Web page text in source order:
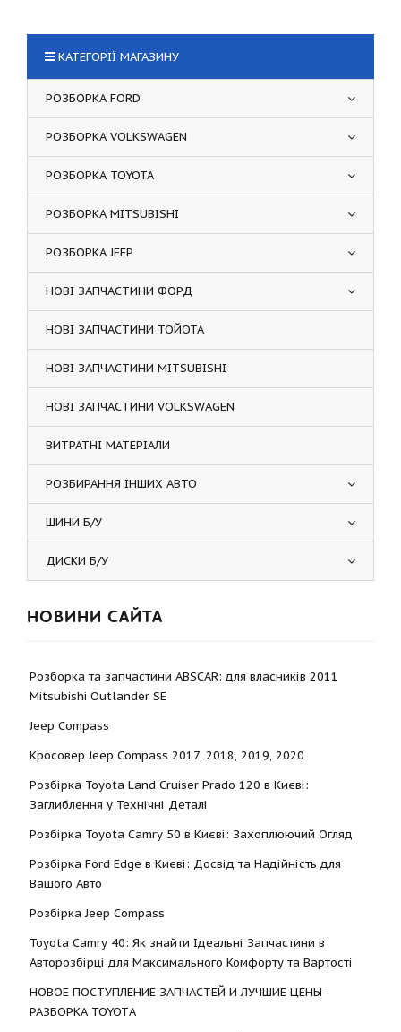
КАТЕГОРІЇ МАГАЗИНУ
РОЗБОРКА FORD
РОЗБОРКА VOLKSWAGEN
РОЗБОРКА TOYOTA
РОЗБОРКА MITSUBISHI
РОЗБОРКА JEEP
НОВІ ЗАПЧАСТИНИ ФОРД
НОВІ ЗАПЧАСТИНИ ТОЙОТА
НОВІ ЗАПЧАСТИНИ MITSUBISHI
НОВІ ЗАПЧАСТИНИ VOLKSWAGEN
ВИТРАТНІ МАТЕРІАЛИ
РОЗБИРАННЯ ІНШИХ АВТО
ШИНИ Б/У
ДИСКИ Б/У
НОВИНИ САЙТА
Розборка та запчастини ABSCAR: для власників 2011
Mitsubishi Outlander SE
Jeep Compass
Кросовер Jeep Compass 2017, 2018, 2019, 2020
Розбірка Toyota Land Cruiser Prado 120 в Києві:
Заглиблення у Технічні Деталі
Розбірка Toyota Camry 50 в Києві: Захоплюючий Огляд
Розбірка Ford Edge в Києві: Досвід та Надійність для
Вашого Авто
Розбірка Jeep Compass
Toyota Camry 40: Як знайти Ідеальні Запчастини в
Авторозбірці для Максимального Комфорту та Вартості
НОВОЕ ПОСТУПЛЕНИЕ ЗАПЧАСТЕЙ И ЛУЧШИЕ ЦЕНЫ -
РАЗБОРКА TOYOTА